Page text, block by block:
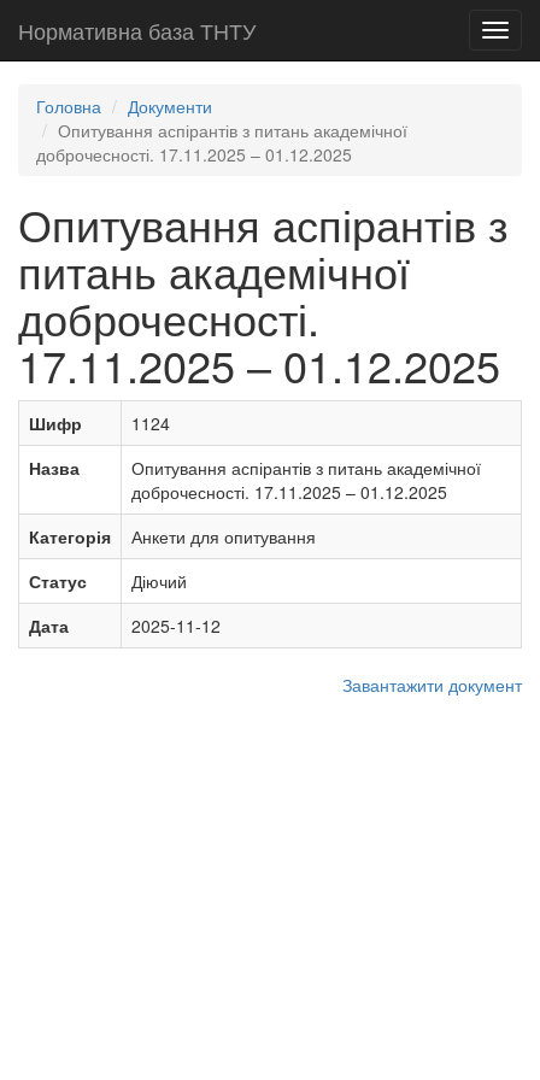
Нормативна база ТНТУ
Головна
Документи
Опитування аспірантів з питань академічної
доброчесності. 17.11.2025 – 01.12.2025
Опитування аспірантів з
питань академічної
доброчесності.
17.11.2025 – 01.12.2025
Шифр
1124
Назва
Опитування аспірантів з питань академічної
доброчесності. 17.11.2025 – 01.12.2025
Категорія
Анкети для опитування
Статус
Діючий
Дата
2025-11-12
Завантажити документ